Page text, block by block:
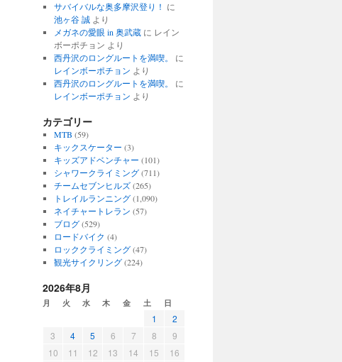
サバイバルな奥多摩沢登り！ に
池ヶ谷 誠より
メガネの愛眼 in 奥武蔵に レイン
ボーポチョン より
西丹沢のロングルートを満喫。
に
レインボーポチョン より
西丹沢のロングルートを満喫。
に
レインボーポチョン より
カテゴリー
MTB (59)
キックスケーター (3)
キッズアドベンチャー (101)
シャワークライミング(711)
チームセブンヒルズ(265)
トレイルランニング(1,090)
ネイチャートレラン (57)
ブログ(529)
ロードバイク (4)
ロッククライミング(47)
観光サイクリング(224)
2026年8月
月 火 水 木 金 土 日
1
2
3
4 5 6 7 8
9
10
11 12 13 14 15
16